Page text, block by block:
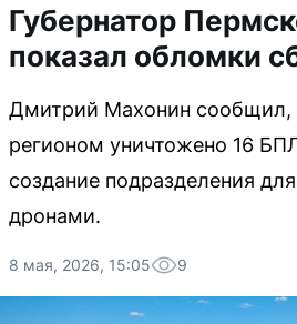
Губернатор
показал обломки
Дмитрий Махонин сообщил,
регионом уничтожено 16
создание подразделения
дронами.
8 мая, 2026, 15:05 9